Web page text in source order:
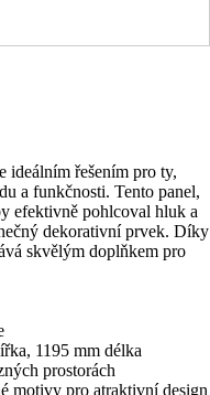
ideálním řešením pro ty,
a funkčnosti. Tento panel,
efektivně pohlcoval hluk a
dekorativní prvek. Díky
skvělým doplňkem pro
1195 mm délka
prostorách
motivy pro atraktivní design